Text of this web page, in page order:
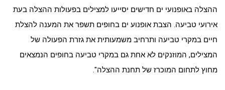
ההצלה באופנועי ים חדישים יסייעו למצילים בפעולות ההצלה בעת
אירועי טביעה. הצבת אופנוע ים בחופים תשפר את המענה להצלת
חיים במקרי טביעה ותרחיב משמעותית את גזרת הפעולה של
המצילים, המוזנקים לא אחת גם במקרי טביעה בחופים הנמצאים
מחוץ לתחום המוכרז של תחנת ההצלה".